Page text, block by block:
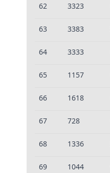
62 3323
63 3383
64 3333
65 1157
66 1618
67 728
68 1336
69 1044